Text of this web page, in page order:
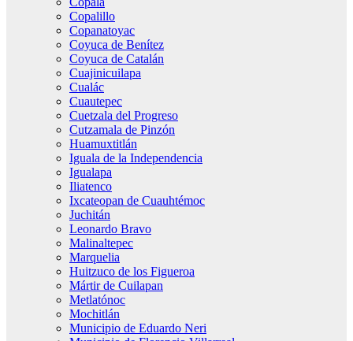
Copalillo
Copanatoyac
Coyuca de Benítez
Coyuca de Catalán
Cuajinicuilapa
Cualác
Cuautepec
Cuetzala del Progreso
Cutzamala de Pinzón
Huamuxtitlán
Iguala de la Independencia
Igualapa
Iliatenco
Ixcateopan de Cuauhtémoc
Juchitán
Leonardo Bravo
Malinaltepec
Marquelia
Huitzuco de los Figueroa
Mártir de Cuilapan
Metlatónoc
Mochitlán
Municipio de Eduardo Neri